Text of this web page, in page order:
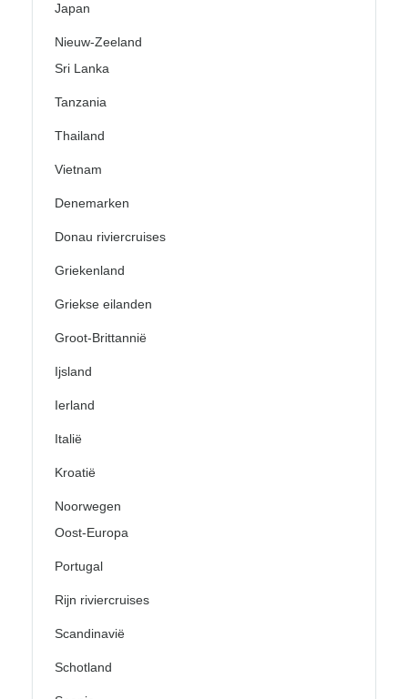
Japan
Nieuw-Zeeland
Sri Lanka
Tanzania
Thailand
Vietnam
Denemarken
Donau riviercruises
Griekenland
Griekse eilanden
Groot-Brittannië
Ijsland
Ierland
Italië
Kroatië
Noorwegen
Oost-Europa
Portugal
Rijn riviercruises
Scandinavië
Schotland